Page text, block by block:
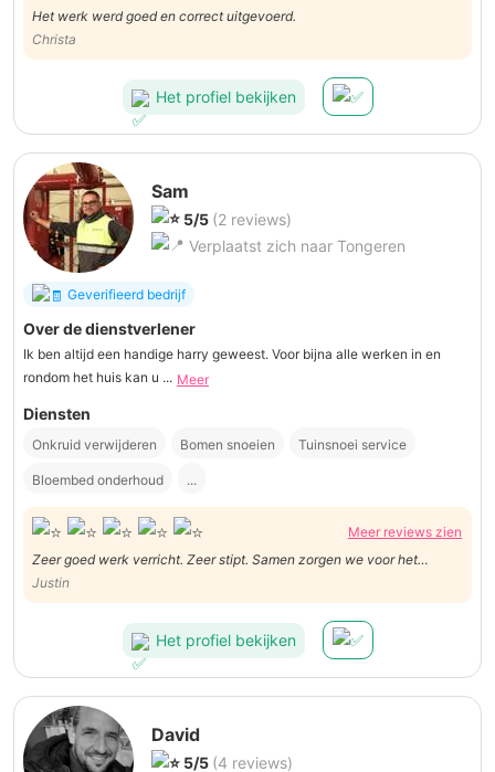
Het werk werd goed en correct uitgevoerd.
Christa
Het profiel bekijken
Sam
5/5 (2 reviews)
Verplaatst zich naar Tongeren
Geverifieerd bedrijf
Over de dienstverlener
Ik ben altijd een handige harry geweest. Voor bijna alle werken in en
rondom het huis kan u ... Meer
Diensten
Onkruid verwijderen Bomen snoeien Tuinsnoei service
Bloembed onderhoud ...
Meer reviews zien
Zeer goed werk verricht. Zeer stipt. Samen zorgen we voor het
oplossen van moeilijkheden. Zeer aangename persoon.
Justin
Het profiel bekijken
David
5/5 (4 reviews)